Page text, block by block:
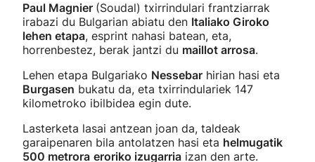
Paul Magnier (Soudal) txirrindulari frantziarrak
irabazi du Bulgarian abiatu den Italiako Giroko
lehen etapa, esprint nahasi batean, eta,
horrenbestez, berak jantzi du maillot arrosa.
Lehen etapa Bulgariako Nessebar hirian hasi eta
Burgasen bukatu da, eta txirrindulariek 147
kilometroko ibilbidea egin dute.
Lasterketa lasai antzean joan da, taldeak
garaipenaren bila antolatzen hasi eta helmugatik
500 metrora eroriko izugarria izan den arte.